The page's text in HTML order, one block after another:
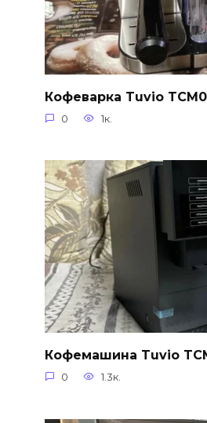
Кофеварка Tuvio
0 1к.
Кофемашина Tuvio
0 1.3к.